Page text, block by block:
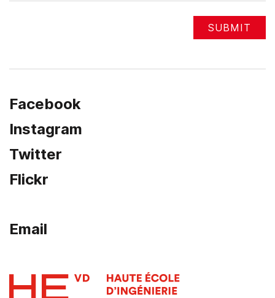
Facebook
Instagram
Twitter
Flickr
Email